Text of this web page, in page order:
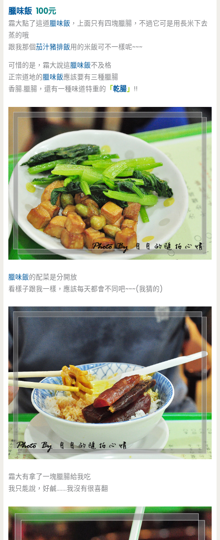
臘味飯100元
霜大點了這道臘味飯 ，上面只有四塊臘腸，不過它可是用長米下去
蒸的哦
跟我那個茄汁豬排飯用的米飯可不一樣呢~~~
可惜的是，霜大說這臘味飯不及格
正宗道地的臘味飯應該要有三種臘腸
香腸.臘腸，還有一種味道特重的 「乾腸」 !!
臘味飯的配菜是分開放
看樣子跟我一樣，應該每天都會不同吧~~~(我猜的)
霜大有拿了一塊臘腸給我吃
我只能說，好鹹…….我沒有很喜翻